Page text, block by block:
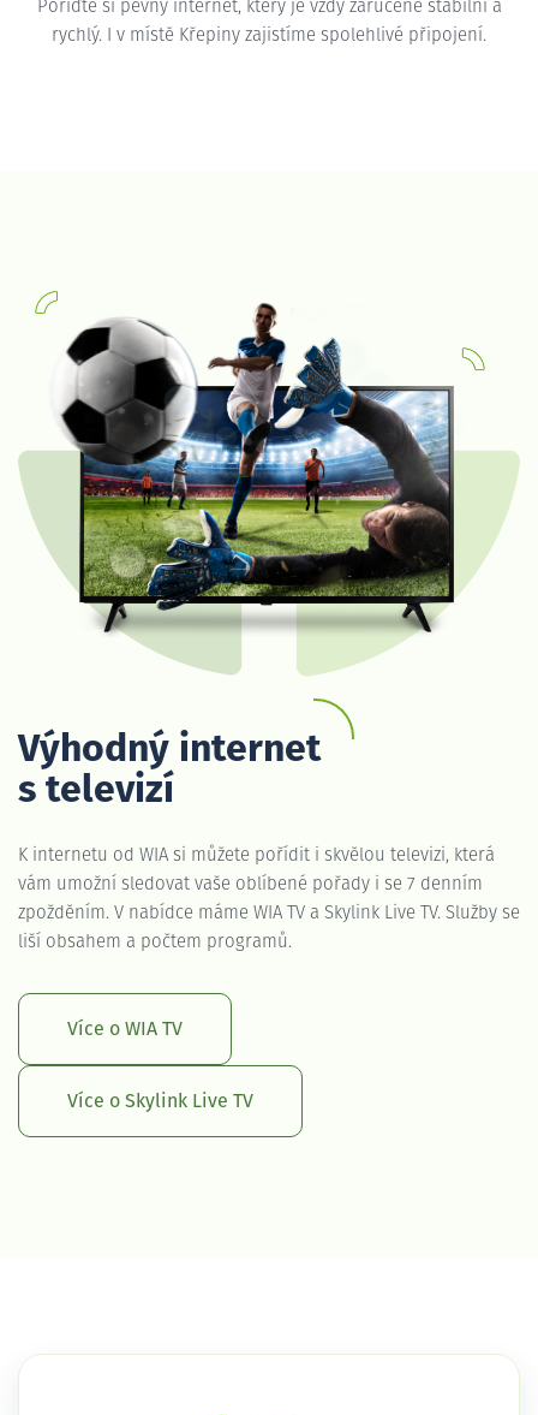
Pořiďte si pevný internet, který je vždy zaručeně stabilní a
rychlý. I v místě Křepiny zajistíme spolehlivé připojení.
Výhodný internet
s televizí
K internetu od WIA si můžete pořídit i skvělou televizi, která
vám umožní sledovat vaše oblíbené pořady i se 7 denním
zpožděním. V nabídce máme WIA TV a Skylink Live TV. Služby se
liší obsahem a počtem programů.
Více o WIA TV
Více o Skylink Live TV